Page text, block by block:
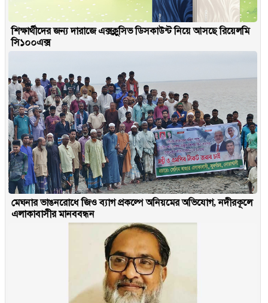
শিক্ষার্থীদের জন্য দারাজে এক্সক্লুসিভ ডিসকাউন্ট নিয়ে আসছে রিয়েলমি
সি১০০এক্স
মেঘনার ভাঙনরোধে জিও ব্যাগ প্রকল্পে অনিয়মের অভিযোগ, নদীরকূলে
এলাকাবাসীর মানববন্ধন